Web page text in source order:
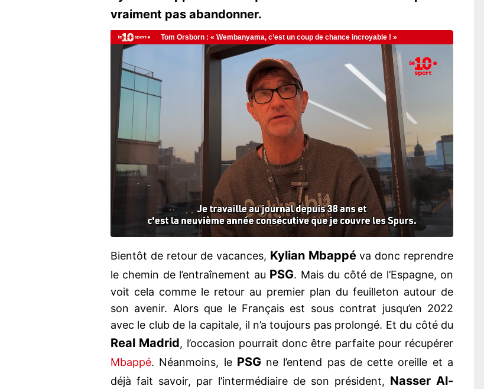
vraiment pas abandonner.
Bientôt de retour de vacances, Kylian Mbappéva donc reprendre
le chemin de l’entraînement au PSG. Mais du côté de l’Espagne, on
voit cela comme le retour au premier plan du feuilleton autour de
son avenir. Alors que le Français est sous contrat jusqu’en 2022
avec le club de la capitale, il n’a toujours pas prolongé. Et du côté du
Real Madrid, l’occasion pourrait donc être parfaite pour récupérer
Mbappé. Néanmoins, le PSGne l’entend pas de cette oreille et a
déjà fait savoir, par l’intermédiaire de son président, Nasser Al-